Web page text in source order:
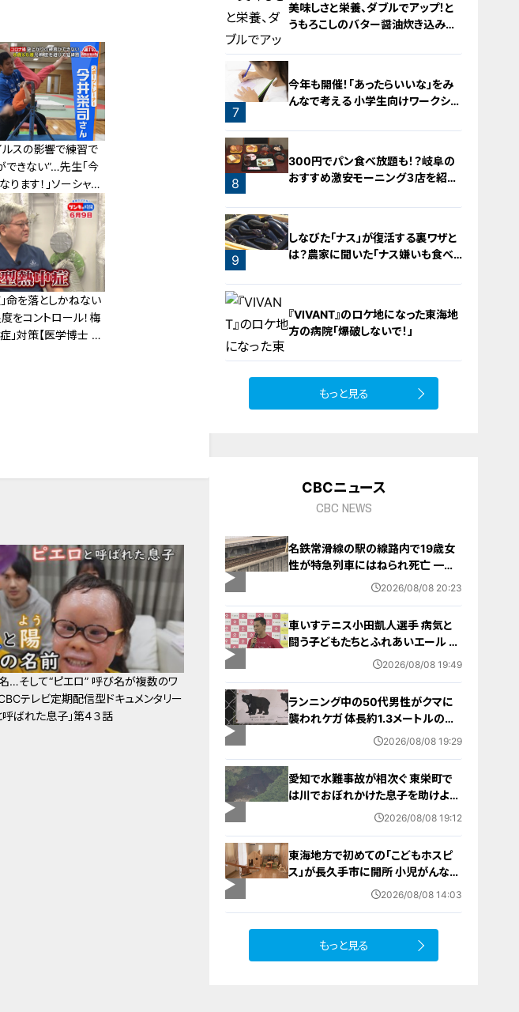
スの影響で練習で
できない”…先生「今
ります！」ソーシャル
で「逆上がり」に挑
命を落としかねない
をコントロール！梅
」対策【医学博士 伊
…そして“ピエロ” 呼び名が複数のワ
テレビ定期配信型ドキュメンタリー
呼ばれた息子」第４３話
5
6
美味しさと栄養、ダブルでアップ！と
うもろこしのバター醤油炊き込みご
7
今年も開催！「あったらいいな」をみ
んなで考える 小学生向けワークショ
8
300円でパン食べ放題も！？岐阜の
おすすめ激安モーニング３店を紹
9
しなびた「ナス」が復活する裏ワザと
は？農家に聞いた「ナス嫌いも食べ
『VIVANT』のロケ地になった東海地
方の病院「爆破しないで！」
もっと見る
CBCニュース
CBC NEWS
名鉄常滑線の駅の線路内で19歳女
性が特急列車にはねられ死亡 一部
区間で一時運転見合わせに お盆休
2026/08/08 20:23
車いすテニス小田凱人選手 病気と
闘う子どもたちとふれあいエール ス
ポーツの楽しさ伝える 名古屋・緑区
2026/08/08 19:49
ランニング中の50代男性がクマに
襲われケガ 体長約1.3メートルのツ
キノワグマに腕や足をかまれる 「つ
岐阜・高山市
2026/08/08 19:29
愛知で水難事故が相次ぐ 東栄町で
は川でおぼれかけた息子を助けよう
とし父親が心肺停止の状態で搬送
2026/08/08 19:12
東海地方で初めての「こどもホスピ
ス」が長久手市に開所 小児がんなど
重い病気の子どもと家族を支える施
2026/08/08 14:03
もっと見る